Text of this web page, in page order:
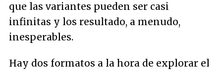
que las variantes pueden ser casi
infinitas y los resultado, a menudo,
inesperables.
Hay dos formatos a la hora de explorar el